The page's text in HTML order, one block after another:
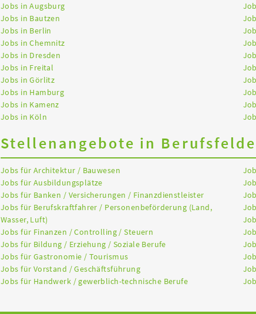
Jobs in Augsburg
Jobs in Bautzen
Jobs in Berlin
Jobs in Chemnitz
Jobs in Dresden
Jobs in Freital
Jobs in Görlitz
Jobs in Hamburg
Jobs in Kamenz
Jobs in Köln
Stellenangebote in
Jobs für Architektur / Bauwesen
Jobs für Ausbildungsplätze
Jobs für Banken / Versicherungen / Finanzdienstleister
Jobs für Berufskraftfahrer / Personenbeförderung (Land,
Wasser, Luft)
Jobs für Finanzen / Controlling / Steuern
Jobs für Bildung / Erziehung / Soziale Berufe
Jobs für Gastronomie / Tourismus
Jobs für Vorstand / Geschäftsführung
Jobs für Handwerk / gewerblich-technische Berufe